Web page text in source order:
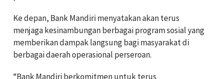
Ke depan, Bank Mandiri menyatakan akan terus
menjaga kesinambungan berbagai program sosial yang
memberikan dampak langsung bagi masyarakat di
berbagai daerah operasional perseroan.
“Bank Mandiri berkomitmen untuk terus